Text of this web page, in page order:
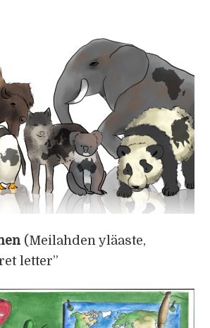
(Meilahden yläaste,
letter”